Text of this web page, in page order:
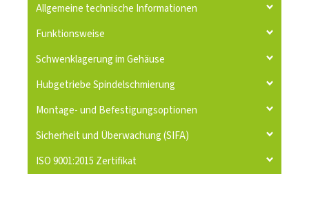
Allgemeine technische Informationen
Funktionsweise
Schwenklagerung im Gehäuse
Hubgetriebe Spindelschmierung
Montage- und Befestigungsoptionen
Sicherheit und Überwachung (SIFA)
ISO 9001:2015 Zertifikat